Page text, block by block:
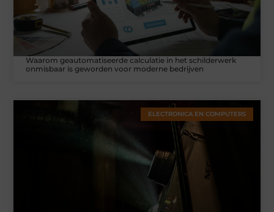
Waarom geautomatiseerde calculatie in het schilderwerk
onmisbaar is geworden voor moderne bedrijven
ELECTRONICA EN COMPUTERS